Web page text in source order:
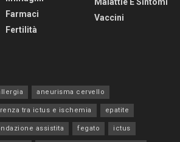
Farmaci
Fertilità
Vaccini
aneurisma cervello
tra ictus e ischemia epatite
assistita fegato ictus